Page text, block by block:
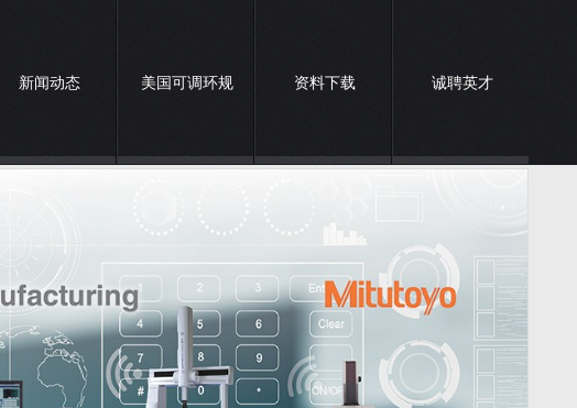
新闻动态 美国可调环规 资料下载 诚聘英才